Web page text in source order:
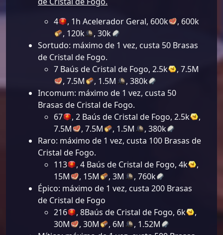
4
, 1h Acelerador Geral, 600k
, 600k
, 120k
, 30k
Sortudo: máximo de 1 vez, custa 50 Brasas
de Cristal de Fogo.
7 Baús de Cristal de Fogo, 2.5k
, 7.5M
, 7.5M
, 1.5M
, 380k
Incomum: máximo de 1 vez, custa 50
Brasas de Cristal de Fogo.
67
, 2 Baús de Cristal de Fogo, 2.5k
,
7.5M
, 7.5M , 1.5M
, 380k
Raro: máximo de 1 vez, custa 100 Brasas de
Cristal de Fogo.
113
, 4 Baús de Cristal de Fogo, 4k
,
15M
, 15M , 3M
, 760k
Épico: máximo de 1 vez, custa 200 Brasas
de Cristal de Fogo
216
, 8Baús de Cristal de Fogo, 6k
,
30M
, 30M , 6M
, 1.52M